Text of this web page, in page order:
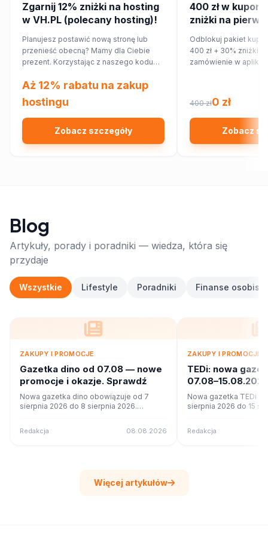
Zgarnij 12% zniżki na hosting
w VH.PL (polecany hosting)!
Planujesz postawić nową stronę lub
przenieść obecną? Mamy dla Ciebie
prezent. Korzystając z naszego kodu
12%!
Aż 12% rabatu na zakup
hostingu
Zobacz szczegóły
400 zł w
zniżki na
Odblokuj pakiet
400 zł + 30% zniżki
zamówienie w
400 zł0 zł
Zobacz
Blog
Artykuły, porady i poradniki — wiedza, która się
przydaje
Wszystkie Lifestyle Poradniki Finanse osobiste
ZAKUPY I PROMOCJE
Gazetka dino od 07.08 — nowe
promocje i okazje. Sprawdź
Nowa gazetka dino obowiązuje od 7
sierpnia 2026 do 8 sierpnia 2026.
Redakcja 08.08.2026
ZAKUPY I PROMOCJE
TEDi: nowa
ofercie?
Nowa gazetka TEDi
sierpnia 2026 do 15
Redakcja
Więcej artykułów